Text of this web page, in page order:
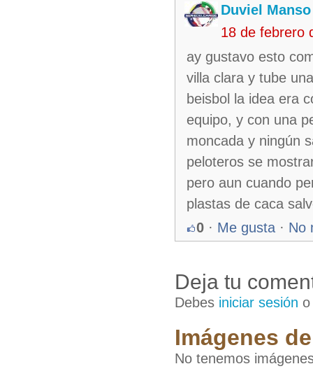
Duviel
18 de febrero
ay gustavo esto
villa clara y tube
beisbol la idea era
equipo, y con una
moncada y ningún
peloteros se
pero aun cuando
plastas de caca
0 · Me gusta · No
Deja tu
Debes iniciar sesión
Imágenes
No tenemos